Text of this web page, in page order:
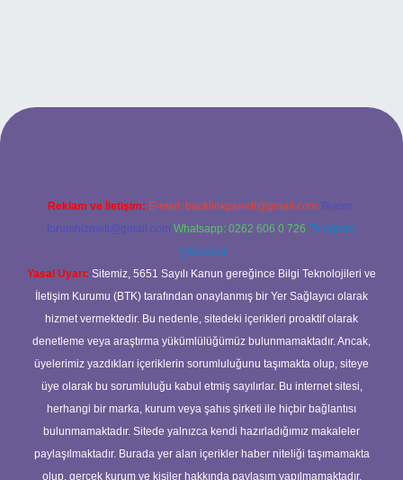
Reklam ve İletişim: E-mail: backlinkpaneli@gmail.com Teams:
forumhizmeti@gmail.com Whatsapp: 0262 606 0 726 Telegram:
@karabul
Yasal Uyarı: Sitemiz, 5651 Sayılı Kanun gereğince Bilgi Teknolojileri ve
İletişim Kurumu (BTK) tarafından onaylanmış bir Yer Sağlayıcı olarak
hizmet vermektedir. Bu nedenle, sitedeki içerikleri proaktif olarak
denetleme veya araştırma yükümlülüğümüz bulunmamaktadır. Ancak,
üyelerimiz yazdıkları içeriklerin sorumluluğunu taşımakta olup, siteye
üye olarak bu sorumluluğu kabul etmiş sayılırlar. Bu internet sitesi,
herhangi bir marka, kurum veya şahıs şirketi ile hiçbir bağlantısı
bulunmamaktadır. Sitede yalnızca kendi hazırladığımız makaleler
paylaşılmaktadır. Burada yer alan içerikler haber niteliği taşımamakta
olup, gerçek kurum ve kişiler hakkında paylaşım yapılmamaktadır.